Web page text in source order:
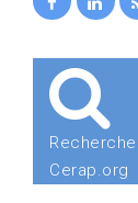
Cerap.org